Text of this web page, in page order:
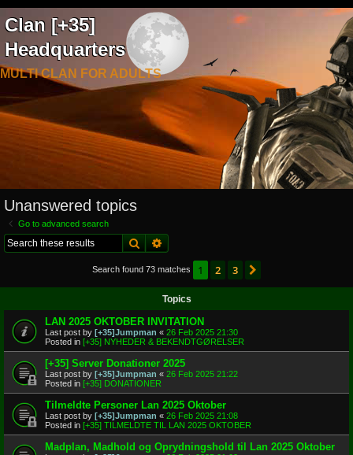
Clan [+35]
Headquarters
MULTI CLAN FOR ADULTS
Unanswered topics
Go to advanced search
Search
Search found 73 matches 1 2 3
Topics
LAN 2025 OKTOBER INVITATION
Last post by [+35]Jumpman « 26 Feb 2025 21:30
Posted in [+35] NYHEDER & BEKENDTGØRELSER
[+35] Server Donationer 2025
Last post by [+35]Jumpman « 26 Feb 2025 21:22
Posted in [+35] DONATIONER
Tilmeldte Personer Lan 2025 Oktober
Last post by [+35]Jumpman « 26 Feb 2025 21:08
Posted in [+35] TILMELDTE TIL LAN 2025 OKTOBER
Madplan, Madhold og Oprydningshold til Lan 2025 Oktober